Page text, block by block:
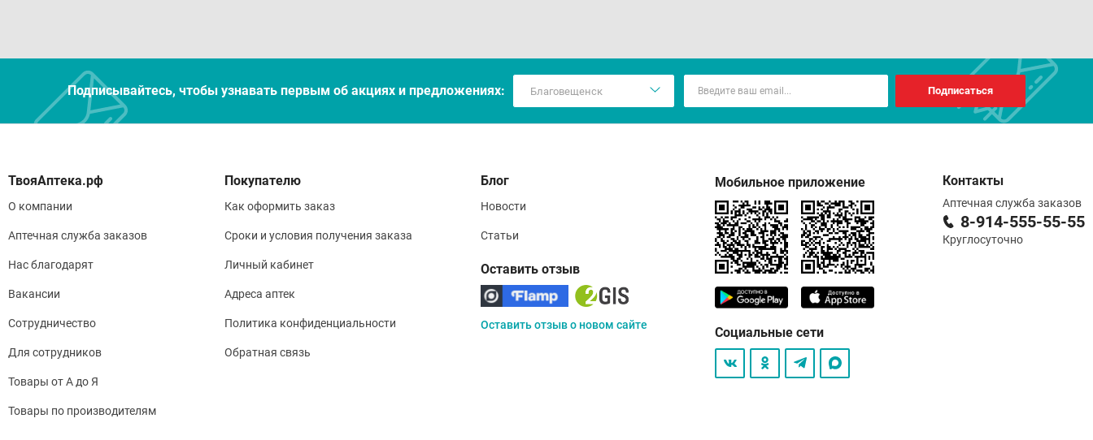
Подписывайтесь, чтобы узнавать первым об акцияx и предложениях: Подписаться
О компании
Аптечная служба заказов
Нас благодарят
Вакансии
Сотрудничество
Для сотрудников
Товары от А до Я
Товары по производителям
Покупателю
Как оформить заказ
Сроки и условия получения заказа
Личный кабинет
Адреса аптек
Политика конфиденциальности
Обратная связь
Блог
Новости
Статьи
Оставить отзыв
Оставить отзыв о новом сайте
Мобильное приложение
Социальные сети
Контакты
Аптечная служба заказов
8-914-555-55-55
Круглосуточно